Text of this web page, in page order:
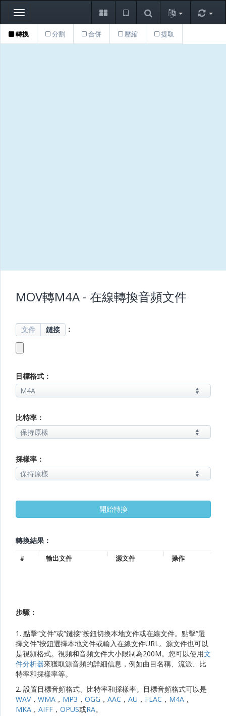
Toggle
navigation
轉換 分割 合併 壓縮 提取
MOV轉M4A - 在線轉換音頻文件
文件 鏈接 ：
目標格式：
比特率：
採樣率：
轉換結果：
# 輸出文件 源文件 操作
步驟：
1. 點擊“文件”或“鏈接”按鈕切換本地文件或在線文件。點擊“選
擇文件”按鈕選擇本地文件或輸入在線文件URL。源文件也可以
是視頻格式。視頻和音頻文件大小限制為200M。您可以使用文
件分析器來獲取源音頻的詳細信息，例如曲目名稱、流派、比
特率和採樣率等。
2. 設置目標音頻格式、比特率和採樣率。目標音頻格式可以是
WAV， WMA ， MP3 ， OGG ， AAC ， AU ， FLAC ， M4A ，
MKA ， AIFF ， OPUS或RA。